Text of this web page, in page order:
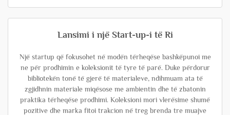
Lansimi i një Start-up-i të Ri
Një startup që fokusohet në modën tërheqëse bashkëpunoi me
ne për prodhimin e koleksionit të tyre të parë. Duke përdorur
bibliotekën tonë të gjerë të materialeve, ndihmuam ata të
zgjidhnin materiale miqësose me ambientin dhe të zbatonin
praktika tërheqëse prodhimi. Koleksioni mori vlerësime shumë
pozitive dhe marka fitoi trakcion në treg brenda tre muajve